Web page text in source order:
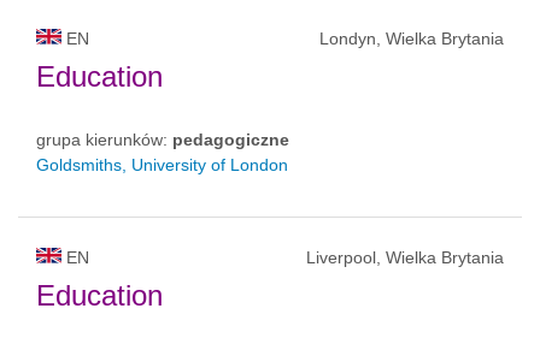
EN Londyn, Wielka Brytania
Education
grupa kierunków: pedagogiczne
Goldsmiths, University of London
EN Liverpool, Wielka Brytania
Education